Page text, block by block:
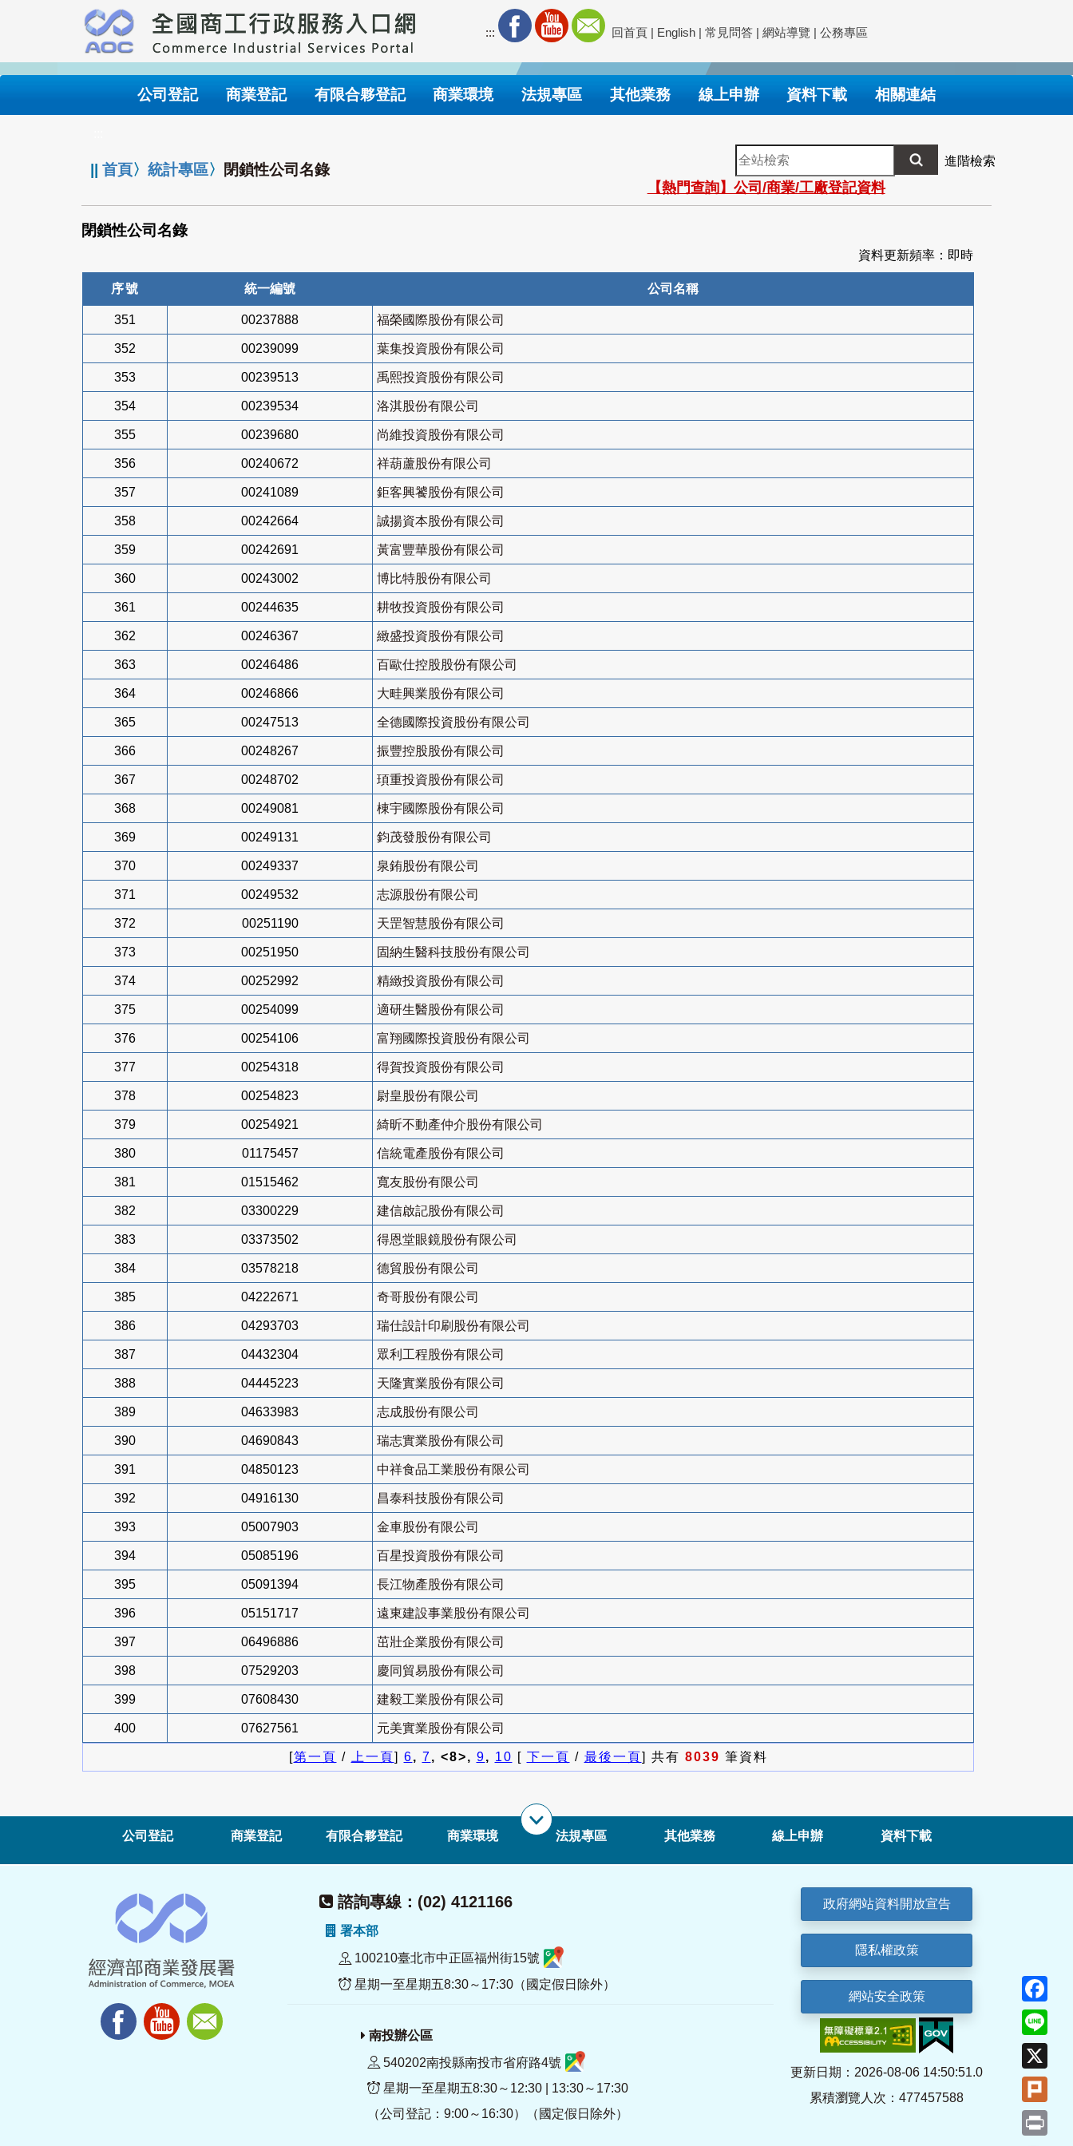
要
內
::: 回首頁 | English | 常見問答 | 網站導覽 | 公務專區
公司登記 商業登記 有限合夥登記 商業環境 法規專區 其他業務 線上申辦 資料下載 相關連結
||首頁〉統計專區〉 閉鎖性公司名錄
全
站
檢
索
進階檢索
【熱門查詢】公司/商業/工廠登記資料
閉鎖性公司名錄
資料更新頻率：即時
序號 統一編號 公司名稱
351 00237888 福榮國際股份有限公司
352 00239099 葉集投資股份有限公司
353 00239513 禹熙投資股份有限公司
354 00239534 洛淇股份有限公司
355 00239680 尚維投資股份有限公司
356 00240672 祥葫蘆股份有限公司
357 00241089 鉅客興饕股份有限公司
358 00242664 誠揚資本股份有限公司
359 00242691 黃富豐華股份有限公司
360 00243002 博比特股份有限公司
361 00244635 耕牧投資股份有限公司
362 00246367 緻盛投資股份有限公司
363 00246486 百歐仕控股股份有限公司
364 00246866 大畦興業股份有限公司
365 00247513 全德國際投資股份有限公司
366 00248267 振豐控股股份有限公司
367 00248702 頊重投資股份有限公司
368 00249081 棟宇國際股份有限公司
369 00249131 鈞茂發股份有限公司
370 00249337 泉銪股份有限公司
371 00249532 志源股份有限公司
372 00251190 天罡智慧股份有限公司
373 00251950 固納生醫科技股份有限公司
374 00252992 精緻投資股份有限公司
375 00254099 適研生醫股份有限公司
376 00254106 富翔國際投資股份有限公司
377 00254318 得賀投資股份有限公司
378 00254823 尉皇股份有限公司
379 00254921 綺昕不動產仲介股份有限公司
380 01175457 信統電產股份有限公司
381 01515462 寬友股份有限公司
382 03300229 建信啟記股份有限公司
383 03373502 得恩堂眼鏡股份有限公司
384 03578218 德貿股份有限公司
385 04222671 奇哥股份有限公司
386 04293703 瑞仕設計印刷股份有限公司
387 04432304 眾利工程股份有限公司
388 04445223 天隆實業股份有限公司
389 04633983 志成股份有限公司
390 04690843 瑞志實業股份有限公司
391 04850123 中祥食品工業股份有限公司
392 04916130 昌泰科技股份有限公司
393 05007903 金車股份有限公司
394 05085196 百星投資股份有限公司
395 05091394 長江物產股份有限公司
396 05151717 遠東建設事業股份有限公司
397 06496886 茁壯企業股份有限公司
398 07529203 慶同貿易股份有限公司
399 07608430 建毅工業股份有限公司
400 07627561 元美實業股份有限公司
[第一頁 / 上一頁] 6, 7, <8>, 9, 10 [ 下一頁 / 最後一頁] 共有 8039 筆資料
公司登記 商業登記 有限合夥登記 商業環境 法規專區 其他業務 線上申辦 資料下載
諮詢專線：(02) 4121166
署本部
100210臺北市中正區福州街15號
星期一至星期五8:30～17:30（國定假日除外）
南投辦公區
540202南投縣南投市省府路4號
星期一至星期五8:30～12:30 | 13:30～17:30
（公司登記：9:00～16:30）（國定假日除外）
政府網站資料開放宣告
隱私權政策
網站安全政策
更新日期：2026-08-06 14:50:51.0
累積瀏覽人次：477457588